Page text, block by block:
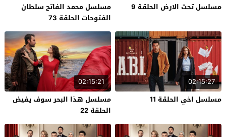
مسلسل تحت الارض الحلقة 9
مسلسل محمد الفاتح سلطان
الفتوحات الحلقة 73
02:15:27
مسلسل اخي الحلقة 11
02:15:21
مسلسل هذا البحر سوف يفيض
الحلقة 22